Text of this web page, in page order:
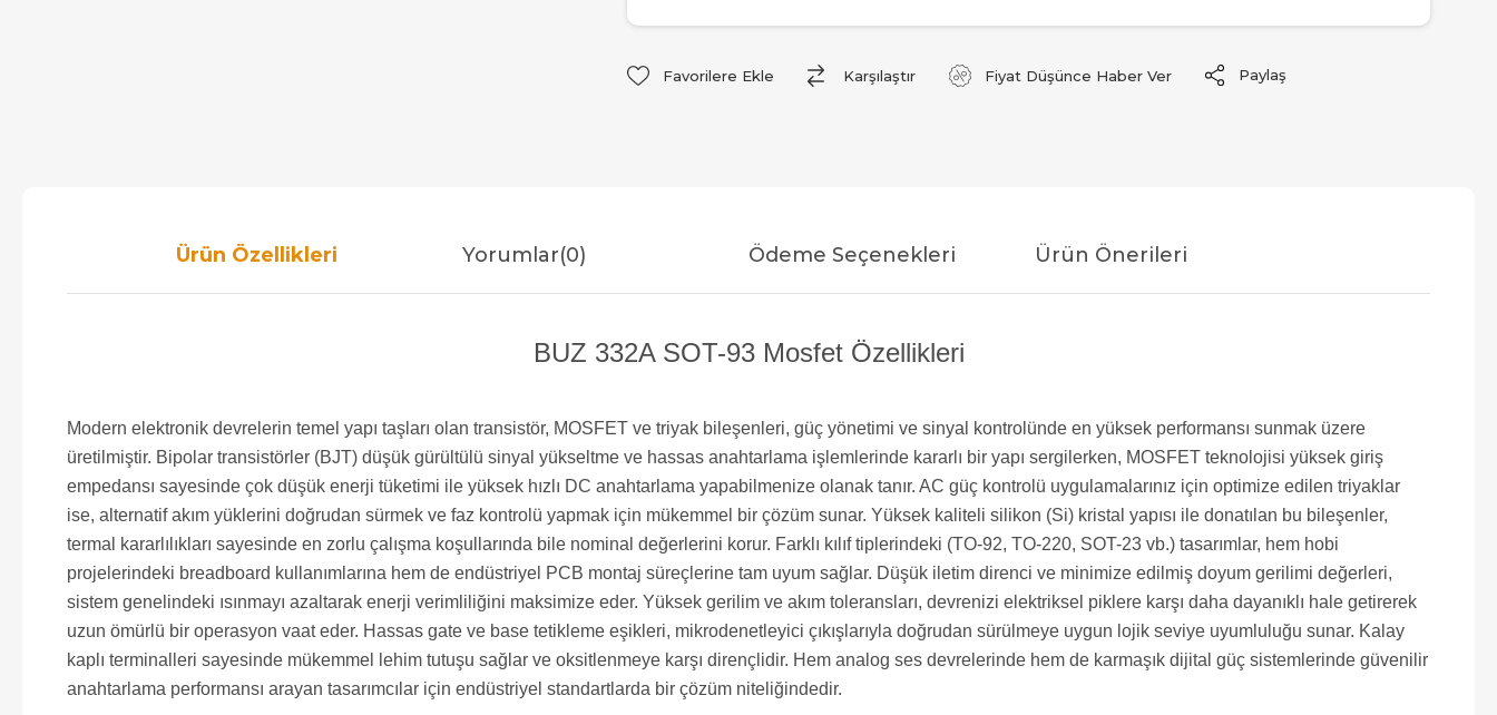
Favorilere Ekle Karşılaştır Fiyat Düşünce Haber Ver Paylaş
Ürün Özellikleri Yorumlar(0) Ödeme Seçenekleri Ürün Önerileri
BUZ 332A SOT-93 Mosfet Özellikleri
Modern elektronik devrelerin temel yapı taşları olan transistör, MOSFET ve triyak bileşenleri, güç yönetimi ve sinyal kontrolünde en yüksek performansı sunmak üzere
üretilmiştir. Bipolar transistörler (BJT) düşük gürültülü sinyal yükseltme ve hassas anahtarlama işlemlerinde kararlı bir yapı sergilerken, MOSFET teknolojisi yüksek giriş
empedansı sayesinde çok düşük enerji tüketimi ile yüksek hızlı DC anahtarlama yapabilmenize olanak tanır. AC güç kontrolü uygulamalarınız için optimize edilen triyaklar
ise, alternatif akım yüklerini doğrudan sürmek ve faz kontrolü yapmak için mükemmel bir çözüm sunar. Yüksek kaliteli silikon (Si) kristal yapısı ile donatılan bu bileşenler,
termal kararlılıkları sayesinde en zorlu çalışma koşullarında bile nominal değerlerini korur. Farklı kılıf tiplerindeki (TO-92, TO-220, SOT-23 vb.) tasarımlar, hem hobi
projelerindeki breadboard kullanımlarına hem de endüstriyel PCB montaj süreçlerine tam uyum sağlar. Düşük iletim direnci ve minimize edilmiş doyum gerilimi değerleri,
sistem genelindeki ısınmayı azaltarak enerji verimliliğini maksimize eder. Yüksek gerilim ve akım toleransları, devrenizi elektriksel piklere karşı daha dayanıklı hale getirerek
uzun ömürlü bir operasyon vaat eder. Hassas gate ve base tetikleme eşikleri, mikrodenetleyici çıkışlarıyla doğrudan sürülmeye uygun lojik seviye uyumluluğu sunar. Kalay
kaplı terminalleri sayesinde mükemmel lehim tutuşu sağlar ve oksitlenmeye karşı dirençlidir. Hem analog ses devrelerinde hem de karmaşık dijital güç sistemlerinde güvenilir
anahtarlama performansı arayan tasarımcılar için endüstriyel standartlarda bir çözüm niteliğindedir.